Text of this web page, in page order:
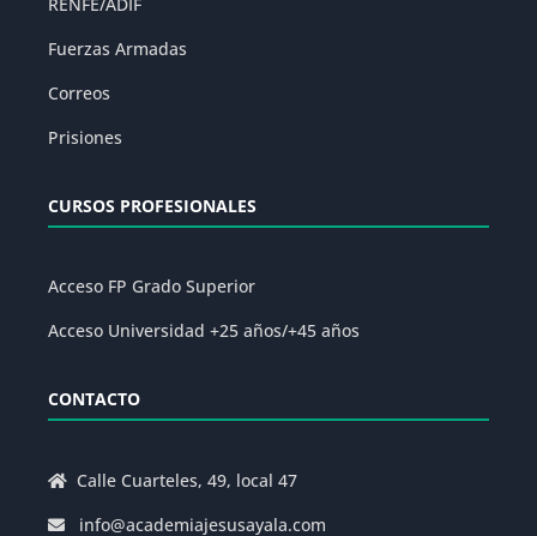
Fuerzas Armadas
Correos
Prisiones
CURSOS PROFESIONALES
Acceso FP Grado Superior
Acceso Universidad +25 años/+45 años
CONTACTO
Calle Cuarteles, 49, local 47
info@academiajesusayala.com